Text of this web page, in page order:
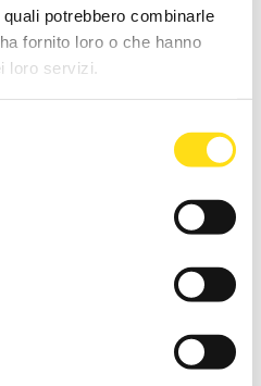
potrebbero combinarle
fornito loro o che hanno
loro servizi.
alla protezione delle persone
dei dati personali “Regolamento o